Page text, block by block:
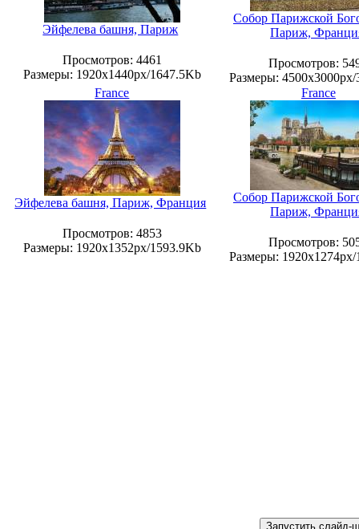
Эйфелева башня, Париж
Просмотров: 4461
Размеры: 1920x1440px/1647.5Kb
Собор Парижской
Париж,
Просмотров:
Размеры:
France
Эйфелева башня, Париж, Франция
Просмотров: 4853
Размеры: 1920x1352px/1593.9Kb
France
Собор Парижской
Париж,
Просмотров:
Размеры: